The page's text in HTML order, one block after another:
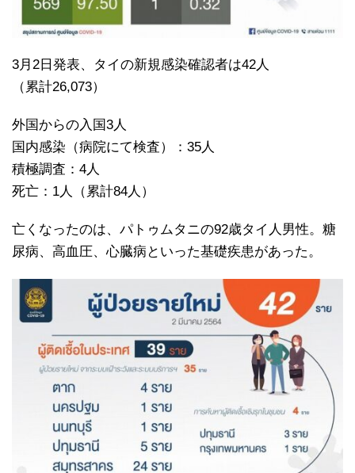
3月2日発表、タイの新規感染確認者は42人
（累計26,073）
外国からの入国3人
国内感染（病院にて検査）：35人
積極調査：4人
死亡：1人（累計84人）
亡くなったのは、パトゥムタニの92歳タイ人男性。糖
尿病、高血圧、心臓病といった基礎疾患があった。